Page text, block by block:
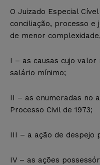
O Juizado Especial
conciliação, processo e
de menor
I – as causas cujo valor
salário mínimo;
II – as enumeradas no
Processo Civil de 1973;
III – a ação de despejo
IV – as ações